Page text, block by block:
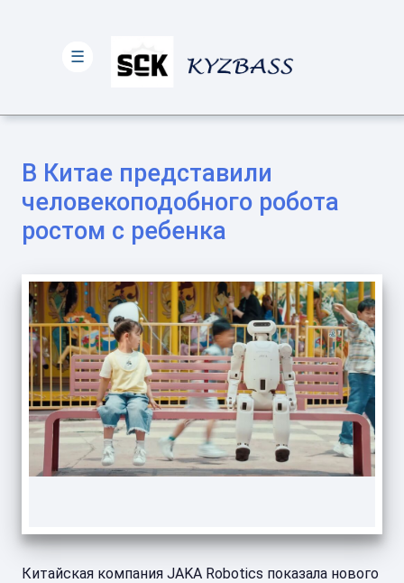
В Китае представили
человекоподобного робота
ростом с ребенка
Китайская компания JAKA Robotics показала нового
☰